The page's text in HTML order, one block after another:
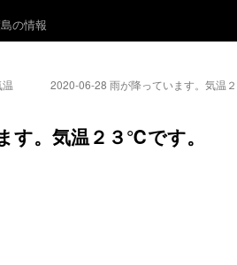
の情報
2020-06-28 雨が降っています。気温
す。気温２３℃です。